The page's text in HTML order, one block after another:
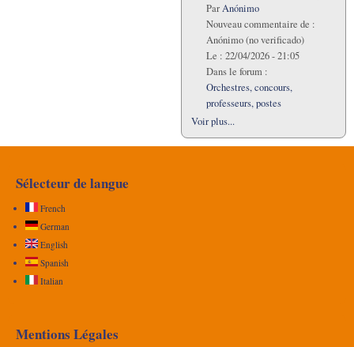
ParAnónimo
Nouveau commentaire de :
Anónimo (no verificado)
Le : 22/04/2026 - 21:05
Dans le forum :
Orchestres, concours,
professeurs, postes
Voir plus...
Sélecteur de langue
French
German
English
Spanish
Italian
Mentions Légales